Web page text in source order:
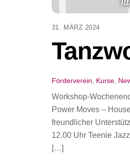
31. MÄRZ 2024
Förderverein, Kurse,
Workshop-
Power Moves –
freundlicher
12.00 Uhr Teenie
[…]